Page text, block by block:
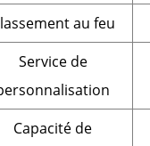
au feu
Service de
Capacité de